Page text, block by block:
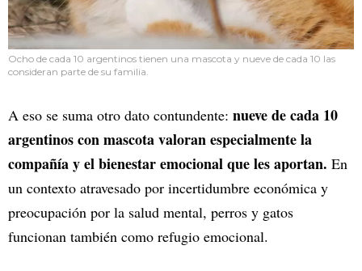
Ocho de cada 10 argentinos tienen una mascota y nueve de cada 10 las
consideran parte de su familia.
A eso se suma otro dato contundente: nueve de cada 10
argentinos con mascota valoran especialmente la
compañía y el bienestar emocional que les aportan. En
un contexto atravesado por incertidumbre económica y
preocupación por la salud mental, perros y gatos
funcionan también como refugio emocional.